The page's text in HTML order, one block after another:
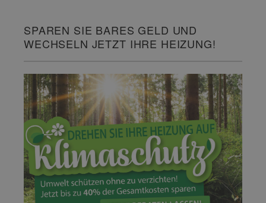
SPAREN SIE BARES GELD UND
WECHSELN JETZT IHRE HEIZUNG!